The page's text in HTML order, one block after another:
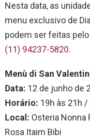
Nesta data, as
menu exclusivo de
podem ser feitas
(11) 94237-5820.
Menù di San
Data: 12 de junho de
Horário: 19h às 21h /
Local: Osteria Nonna
Rosa Itaim Bibi